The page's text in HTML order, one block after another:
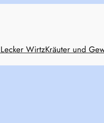
WirtzKräuter und